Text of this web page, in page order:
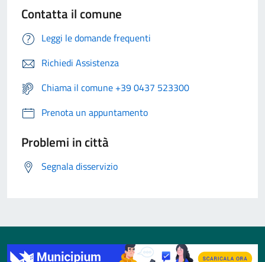
Contatta il comune
Leggi le domande frequenti
Richiedi Assistenza
Chiama il comune +39 0437 523300
Prenota un appuntamento
Problemi in città
Segnala disservizio